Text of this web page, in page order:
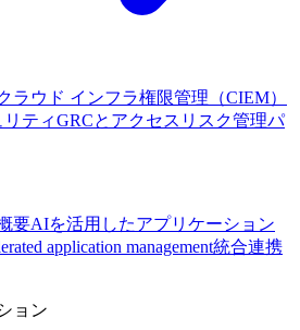
ラウド インフラ権限管理（CIEM）
ティGRCとアクセスリスク管理パ
要AIを活用したアプリケーション
application management統合連携
ョン